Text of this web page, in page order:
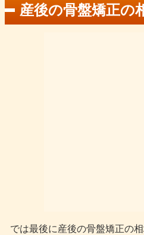
産後の骨盤矯正の
では最後に産後の骨盤矯正の